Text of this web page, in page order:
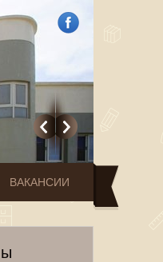
ВАКАНСИИ